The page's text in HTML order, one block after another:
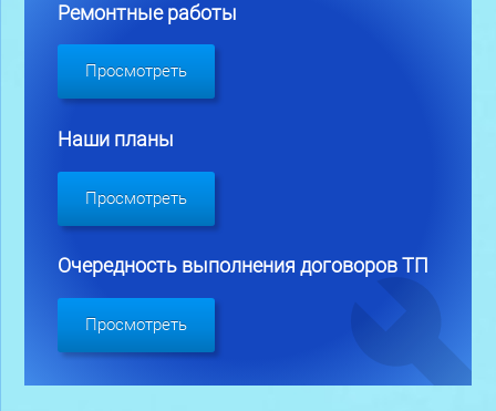
Ремонтные работы
Просмотреть
Наши планы
Просмотреть
Очередность выполнения договоров ТП
Просмотреть